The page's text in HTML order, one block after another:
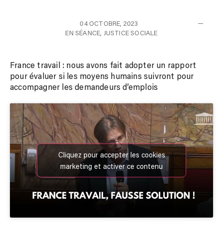
04 OCTOBRE, 2023
EN SÉANCE, JUSTICE SOCIALE
France travail : nous avons fait adopter un rapport
pour évaluer si les moyens humains suivront pour
accompagner les demandeurs d’emplois
Cliquez pour accepter les cookies
marketing et activer ce contenu